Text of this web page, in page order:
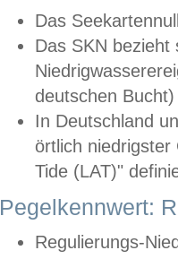
Das
Das SKN
deutschen
In Deutschland
örtlich
Tide (LAT)"
Pegelkennwert:
Regulierungs-